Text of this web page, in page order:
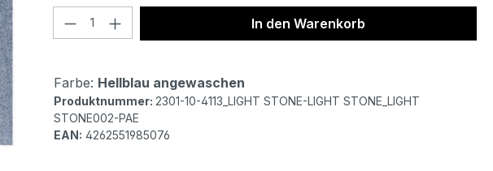
Produkt Anzahl: Gib den gewünschten Wert
In den Warenkorb
Farbe: Hellblau angewaschen
Produktnummer: 2301-10-4113_LIGHT STONE-LIGHT STONE_LIGHT
STONE002-PAE
EAN: 4262551985076